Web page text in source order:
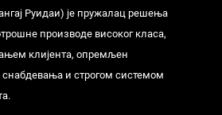
Руидаи) је пружалац решења
производе високог класа,
клијента, опремљен
и строгом системом